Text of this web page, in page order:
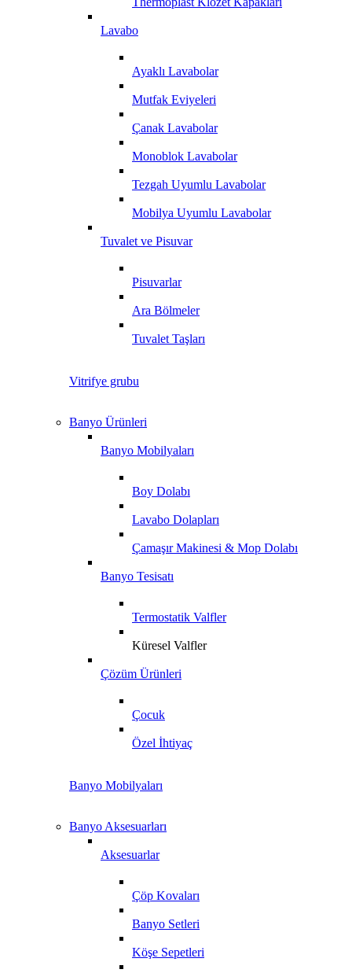
Lavabo
Ayaklı Lavabolar
Mutfak Eviyeleri
Çanak Lavabolar
Monoblok Lavabolar
Tezgah Uyumlu Lavabolar
Mobilya Uyumlu Lavabolar
Tuvalet ve Pisuvar
Pisuvarlar
Ara Bölmeler
Tuvalet Taşları
Vitrifye grubu
Banyo Ürünleri
Banyo Mobilyaları
Boy Dolabı
Lavabo Dolapları
Çamaşır Makinesi & Mop Dolabı
Banyo Tesisatı
Termostatik Valfler
Küresel Valfler
Çözüm Ürünleri
Çocuk
Özel İhtiyaç
Banyo Mobilyaları
Banyo Aksesuarları
Aksesuarlar
Çöp Kovaları
Banyo Setleri
Köşe Sepetleri